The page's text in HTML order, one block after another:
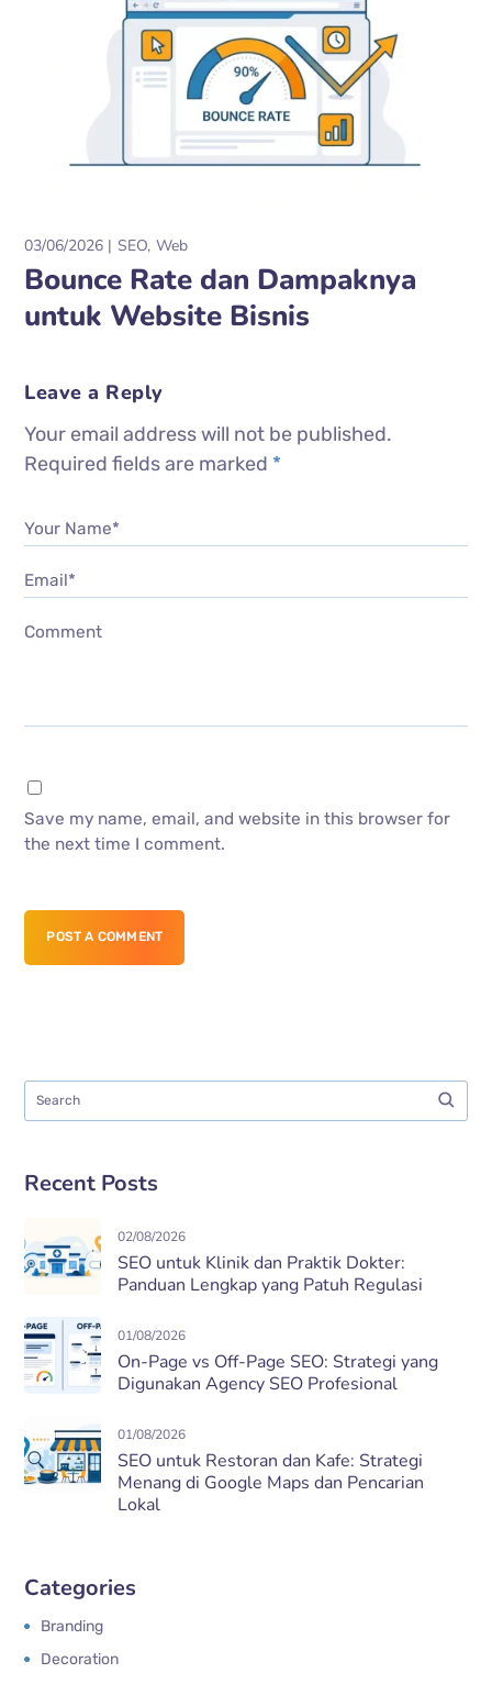
03/06/2026 SEO Web
Bounce Rate dan Dampaknya
untuk Website Bisnis
Leave a Reply
Your email address will not be published.
Required fields are marked *
Your Name*
Email*
Comment
Save my name, email, and website in this browser for
the next time I comment.
POST A COMMENT
Recent Posts
02/08/2026
SEO untuk Klinik dan Praktik Dokter:
Panduan Lengkap yang Patuh Regulasi
01/08/2026
On-Page vs Off-Page SEO: Strategi yang
Digunakan Agency SEO Profesional
01/08/2026
SEO untuk Restoran dan Kafe: Strategi
Menang di Google Maps dan Pencarian
Lokal
Categories
Branding
Decoration